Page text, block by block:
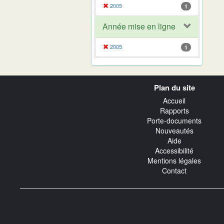
2005 1
Année mise en ligne
2005 1
Plan du site
Accueil
Rapports
Porte-documents
Nouveautés
Aide
Accessibilité
Mentions légales
Contact